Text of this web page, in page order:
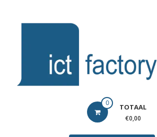
ICTFACTORY 0 TOTAAL
€0,00